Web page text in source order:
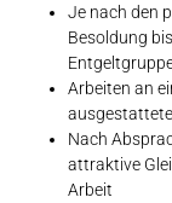
Je nach den
Besoldung
Arbeiten an
Nach
attraktive
Arbeit